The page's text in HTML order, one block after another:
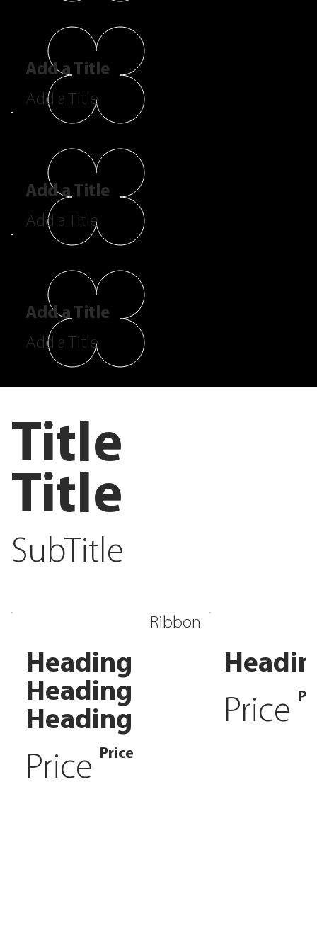
Add a Title
Add a Title
Add a Title
Add a Title
Add a Title
Add a Title
Title
Title
SubTitle
Ribbon
Heading
Heading
Heading
Price Price
Price